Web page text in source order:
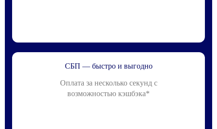
СБП — быстро и выгодно
Оплата за несколько секунд с
возможностью кэшбэка*